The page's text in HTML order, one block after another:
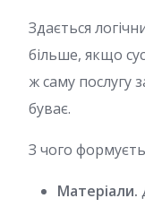
Здається
більше, якщо
ж саму послугу
буває.
З чого
Матеріали.